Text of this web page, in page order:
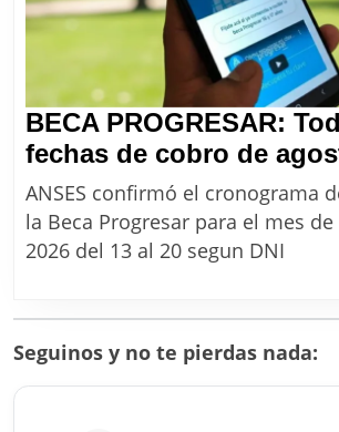
BECA PROGRESAR:
fechas de cobro de
ANSES confirmó el cronograma
la Beca Progresar para el mes
2026 del 13 al 20 segun DNI
Seguinos y no te pierdas nada: